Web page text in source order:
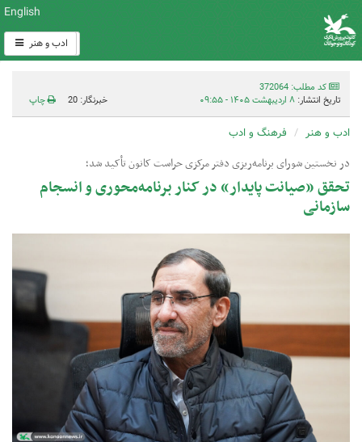
English
ادب و هنر
کد مطلب: 372064
تاریخ انتشار: ۸ اردیبهشت ۱۴۰۵ - ۰۹:۵۵ خبرنگار: 20 چاپ
ادب و هنر فرهنگ و ادب
در نخستین شورای برنامه‌ریزی دفتر مرکزی حراست کانون تأکید شد؛
تحقق «صیانت پایدار» در کنار برنامه‌محوری و انسجام
سازمانی